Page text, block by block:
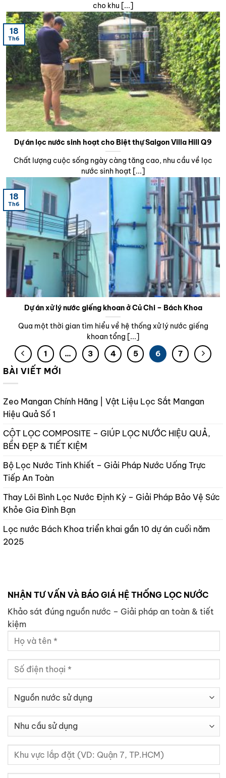
cho khu [...]
Dự án lọc nước sinh hoạt cho Biệt thự Saigon Villa Hill Q9
Chất lượng cuộc sống ngày càng tăng cao, nhu cầu về lọc
nước sinh hoạt [...]
18
Th6
Dự án xử lý nước giếng khoan ở Củ Chi – Bách Khoa
Qua một thời gian tìm hiểu về hệ thống xử lý nước giếng
khoan tổng [...]
18
Th6
1 … 3 4 5 6 7
BÀI VIẾT MỚI
Zeo Mangan Chính Hãng | Vật Liệu Lọc Sắt Mangan
Hiệu Quả Số 1
CỘT LỌC COMPOSITE – GIÚP LỌC NƯỚC HIỆU QUẢ,
BỀN ĐẸP & TIẾT KIỆM
Bộ Lọc Nước Tinh Khiết – Giải Pháp Nước Uống Trực
Tiếp An Toàn
Thay Lõi Bình Lọc Nước Định Kỳ – Giải Pháp Bảo Vệ Sức
Khỏe Gia Đình Bạn
Lọc nước Bách Khoa triển khai gần 10 dự án cuối năm
2025
NHẬN TƯ VẤN VÀ BÁO GIÁ HỆ THỐNG LỌC NƯỚC
Khảo sát đúng nguồn nước – Giải pháp an toàn & tiết
kiệm